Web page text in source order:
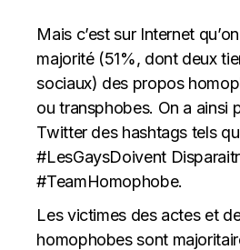
Mais c’est sur Internet
majorité (51%, dont deux
sociaux) des propos
ou transphobes. On a ainsi
Twitter des hashtags tels
#LesGaysDoivent
#TeamHomophobe.
Les victimes des actes et
homophobes sont